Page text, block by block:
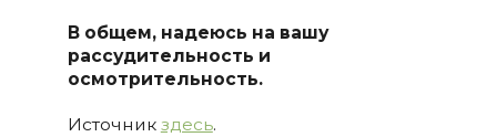
В общем, надеюсь на вашу
рассудительность и
осмотрительность.
Источник здесь.